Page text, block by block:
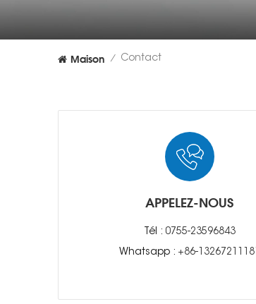
Maison / Contact
APPELEZ-NOUS
Tél : 0755-23596843
Whatsapp : +86-13267211181